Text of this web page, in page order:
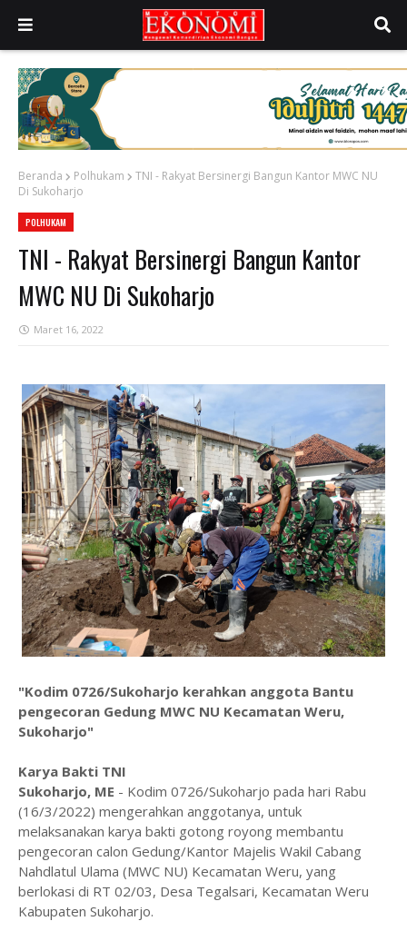
Beranda Polhukam
TNI - Rakyat Bersinergi Bangun Kantor MWC NU
Di Sukoharjo
POLHUKAM
TNI - Rakyat Bersinergi Bangun Kantor
MWC NU Di Sukoharjo
Maret 16, 2022
"Kodim 0726/Sukoharjo kerahkan anggota Bantu
pengecoran Gedung MWC NU Kecamatan Weru,
Sukoharjo"
Karya Bakti TNI
Sukoharjo, ME - Kodim 0726/Sukoharjo pada hari Rabu
(16/3/2022) mengerahkan anggotanya, untuk
melaksanakan karya bakti gotong royong membantu
pengecoran calon Gedung/Kantor Majelis Wakil Cabang
Nahdlatul Ulama (MWC NU) Kecamatan Weru, yang
berlokasi di RT 02/03, Desa Tegalsari, Kecamatan Weru
Kabupaten Sukoharjo.